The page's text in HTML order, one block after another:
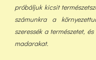
próbáljuk kicsit
számunkra a
szeressék a természetet,
madarakat.